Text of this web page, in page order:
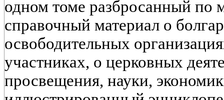
одном томе разбросанный по
справочный материал о
освободительных
участниках, о церковных
просвещения, науки,